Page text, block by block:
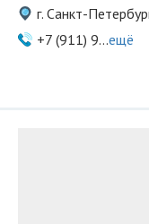
г. Санкт-
+7 (911) 9...ещё